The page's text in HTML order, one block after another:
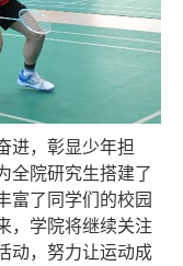
进，彰显少年担
全院研究生搭建了
富了同学们的校园
，学院将继续关注
动，努力让运动成